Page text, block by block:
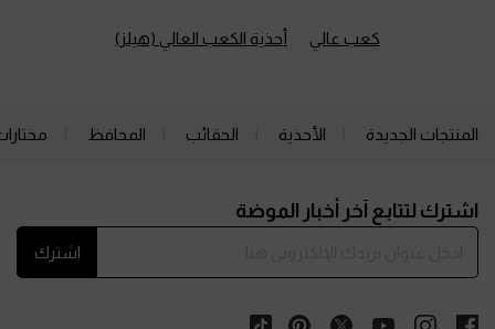
كعب عالي أحذية الكعب العالي (هيلز)
المنتجات الجديدة الأحذية الحقائب المحافظ
اشترك لتتابع آخر أخبار الموضة
اشترك